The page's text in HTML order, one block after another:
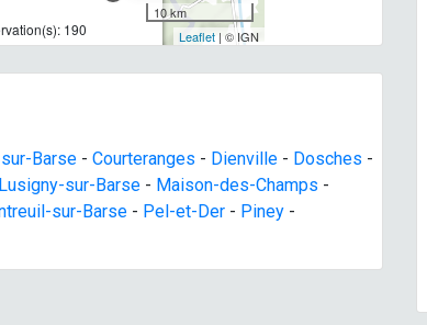
190
10 km
Leaflet| © IGN
Barse - Courteranges - Dienville - Dosches -
sur-Barse - Maison-des-Champs -
sur-Barse - Pel-et-Der - Piney -